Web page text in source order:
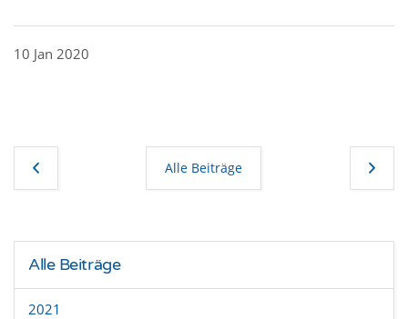
10 Jan 2020
Alle Beiträge
Alle Beiträge
2021